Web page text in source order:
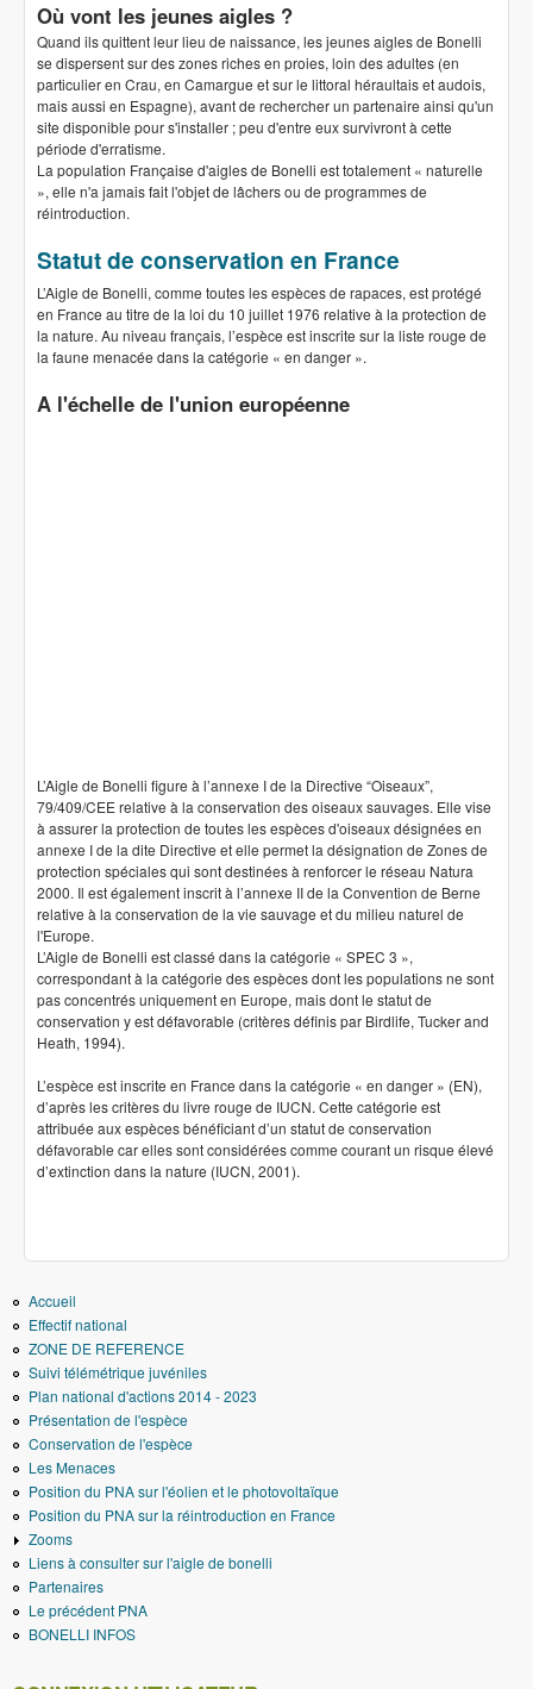
Où vont les jeunes aigles ?
Quand ils quittent leur lieu de naissance, les jeunes aigles de Bonelli
se dispersent sur des zones riches en proies, loin des adultes (en
particulier en Crau, en Camargue et sur le littoral héraultais et audois,
mais aussi en Espagne), avant de rechercher un partenaire ainsi qu'un
site disponible pour s'installer ; peu d'entre eux survivront à cette
période d'erratisme.
La population Française d'aigles de Bonelli est totalement « naturelle
», elle n'a jamais fait l'objet de lâchers ou de programmes de
réintroduction.
Statut de conservation en France
L’Aigle de Bonelli, comme toutes les espèces de rapaces, est protégé
en France au titre de la loi du 10 juillet 1976 relative à la protection de
la nature. Au niveau français, l’espèce est inscrite sur la liste rouge de
la faune menacée dans la catégorie « en danger ».
A l'échelle de l'union européenne
L’Aigle de Bonelli figure à l’annexe I de la Directive “Oiseaux”,
79/409/CEE relative à la conservation des oiseaux sauvages. Elle vise
à assurer la protection de toutes les espèces d'oiseaux désignées en
annexe I de la dite Directive et elle permet la désignation de Zones de
protection spéciales qui sont destinées à renforcer le réseau Natura
2000. Il est également inscrit à l’annexe II de la Convention de Berne
relative à la conservation de la vie sauvage et du milieu naturel de
l'Europe.
L’Aigle de Bonelli est classé dans la catégorie « SPEC 3 »,
correspondant à la catégorie des espèces dont les populations ne sont
pas concentrés uniquement en Europe, mais dont le statut de
conservation y est défavorable (critères définis par Birdlife, Tucker and
Heath, 1994).
L’espèce est inscrite en France dans la catégorie « en danger » (EN),
d’après les critères du livre rouge de IUCN. Cette catégorie est
attribuée aux espèces bénéficiant d’un statut de conservation
défavorable car elles sont considérées comme courant un risque élevé
d’extinction dans la nature (IUCN, 2001).
Accueil
Effectif national
ZONE DE REFERENCE
Suivi télémétrique juvéniles
Plan national d'actions 2014 - 2023
Présentation de l'espèce
Conservation de l'espèce
Les Menaces
Position du PNA sur l'éolien et le photovoltaïque
Position du PNA sur la réintroduction en France
Zooms
Liens à consulter sur l'aigle de bonelli
Partenaires
Le précédent PNA
BONELLI INFOS